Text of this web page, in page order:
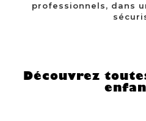
professionnels, dans
Découvrez